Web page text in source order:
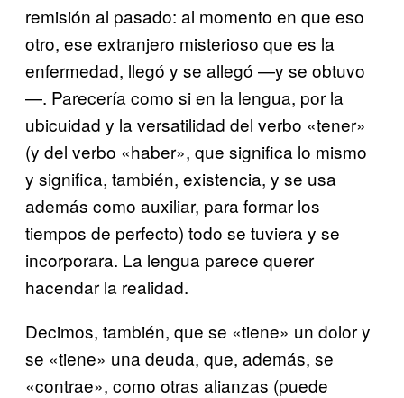
remisión al pasado: al momento en que eso
otro, ese extranjero misterioso que es la
enfermedad, llegó y se allegó —y se obtuvo
—. Parecería como si en la lengua, por la
ubicuidad y la versatilidad del verbo «tener»
(y del verbo «haber», que significa lo mismo
y significa, también, existencia, y se usa
además como auxiliar, para formar los
tiempos de perfecto) todo se tuviera y se
incorporara. La lengua parece querer
hacendar la realidad.
Decimos, también, que se «tiene» un dolor y
se «tiene» una deuda, que, además, se
«contrae», como otras alianzas (puede